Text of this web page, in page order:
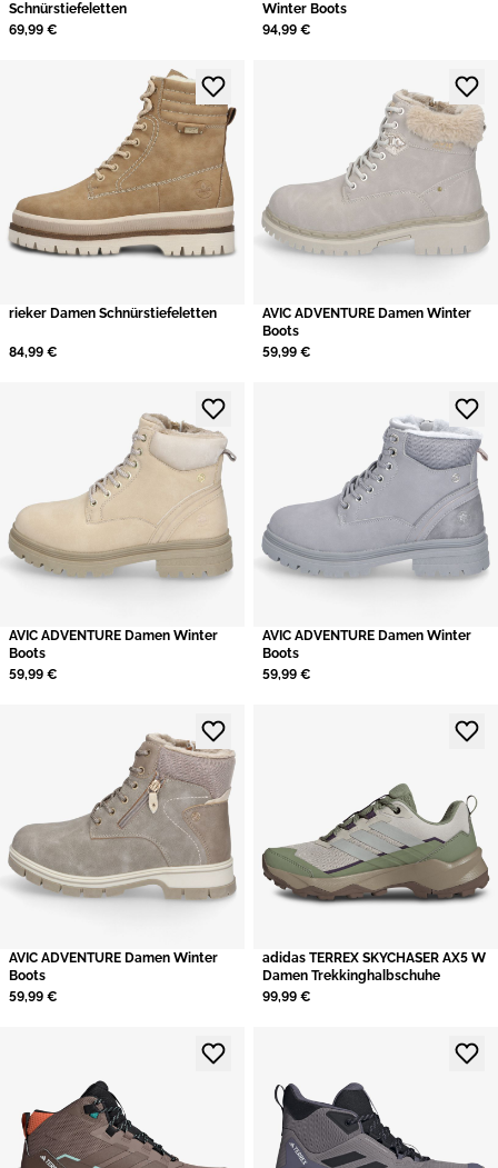
Schnürstiefeletten
69,99 €
Winter Boots
94,99 €
rieker Damen Schnürstiefeletten
84,99 €
AVIC ADVENTURE Damen Winter
Boots
59,99 €
AVIC ADVENTURE Damen Winter
Boots
59,99 €
AVIC ADVENTURE Damen Winter
Boots
59,99 €
AVIC ADVENTURE Damen Winter
Boots
59,99 €
adidas TERREX SKYCHASER AX5 W
Damen Trekkinghalbschuhe
99,99 €